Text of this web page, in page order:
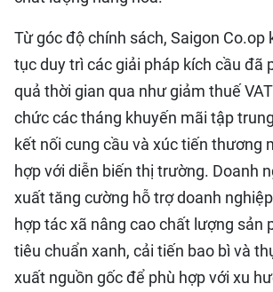
Từ góc độ chính sách, Saigon Co.op
tục duy trì các giải pháp kích cầu đã
quả thời gian qua như giảm thuế
chức các tháng khuyến mãi tập
kết nối cung cầu và xúc tiến thương
hợp với diễn biến thị trường. Doanh
xuất tăng cường hỗ trợ doanh
hợp tác xã nâng cao chất lượng sản
tiêu chuẩn xanh, cải tiến bao bì và
xuất nguồn gốc để phù hợp với xu